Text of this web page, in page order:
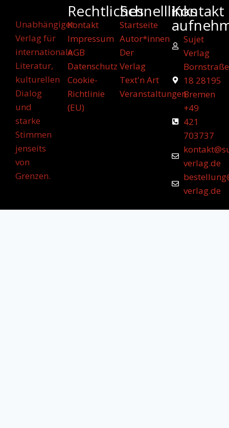
Unabhängiger
Verlag für
internationale
Literatur,
kulturellen
Dialog
und
starke
Stimmen
jenseits
von
Grenzen.
Rechtliches
Kontakt
Impressum
AGB
Datenschutz
Cookie-
Richtlinie
(EU)
Schnelllinks
Startseite
Autor*innen
Der
Verlag
Text'n Art
Veranstaltungen
Kontakt
Sujet
Verlag
Bornstraße
18 28195
Bremen
+49
421
703737
verlag.de
verlag.de